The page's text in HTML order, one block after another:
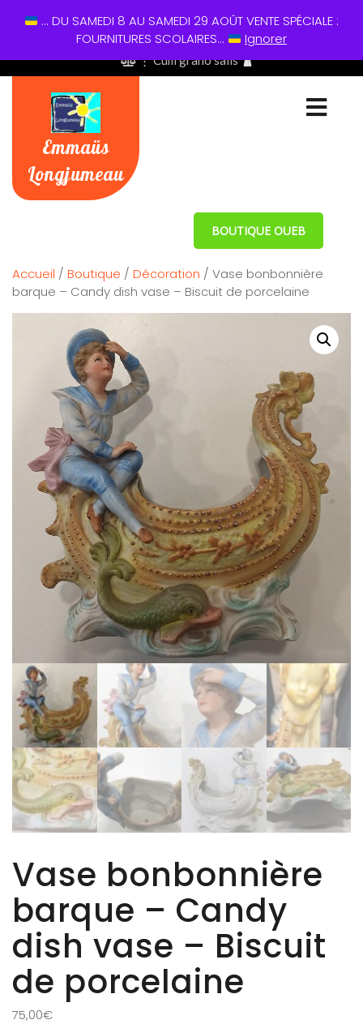
01 60 49 13 60
⋮ Cum grano salis
Emmaüs
Longjumeau
BOUTIQUE OUEB
Accueil / Boutique / Décoration / Vase bonbonnière
barque – Candy dish vase – Biscuit de porcelaine
Vase bonbonnière
barque – Candy
dish vase – Biscuit
de porcelaine
75,00€
... DU SAMEDI 8 AU SAMEDI 29 AOÛT VENTE SPÉCIALE :
FOURNITURES SCOLAIRES...
Ignorer